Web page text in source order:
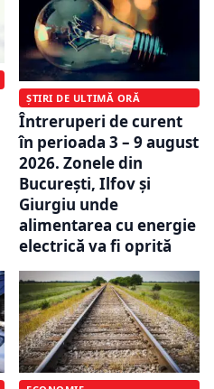
ȘTIRI DE ULTIMĂ ORĂ
Întreruperi de curent
în perioada 3 – 9 august
2026. Zonele din
București, Ilfov și
Giurgiu unde
alimentarea cu energie
electrică va fi oprită